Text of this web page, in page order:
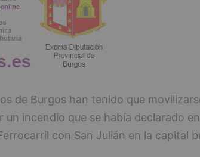
de Burgos han tenido que
un incendio que se había declarado
con San Julián en la capital